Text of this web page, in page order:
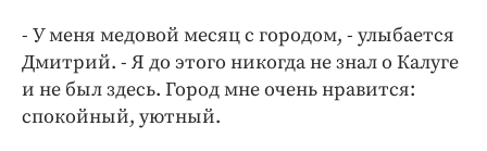
- У меня медовой месяц с городом, - улыбается
Дмитрий. - Я до этого никогда не знал о Калуге
и не был здесь. Город мне очень нравится:
спокойный, уютный.